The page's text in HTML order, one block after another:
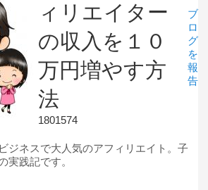
ィリエイター
の収入を１０
万円増やす方
法
1801574
ブ
ロ
グ
を
報
告
ジネスで大人気のアフィリエイト。子
実践記です。